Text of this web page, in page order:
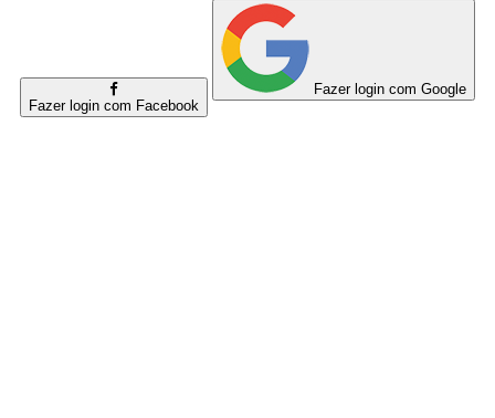
Fazer login com Facebook
Fazer login com Google